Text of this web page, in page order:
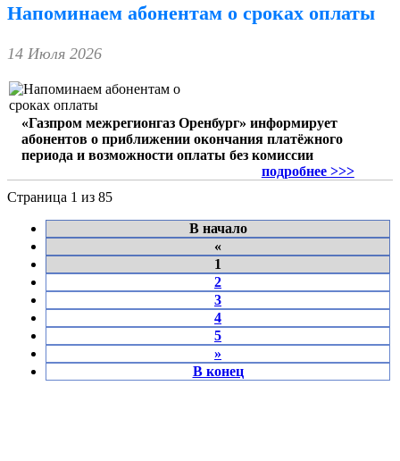
Напоминаем абонентам о сроках оплаты
14 Июля 2026
«Газпром межрегионгаз Оренбург» информирует
абонентов о приближении окончания платёжного
периода и возможности оплаты без комиссии
подробнее >>>
Страница 1 из 85
В начало
«
1
2
3
4
5
»
В конец